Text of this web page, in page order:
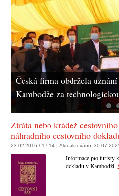
Česká firma obdržela
Kambodže za
Ztráta nebo krádež
náhradního cestovního
23.02.2016 / 17:14 | Aktualizováno:
Informace pro turisty
dokladu v Kambodži.